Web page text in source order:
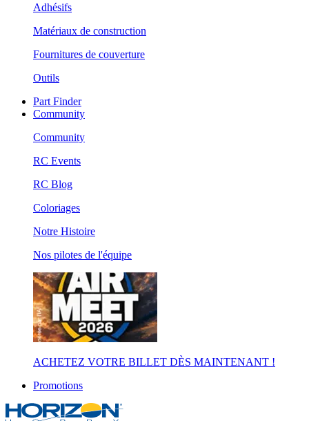
Adhésifs
Matériaux de construction
Fournitures de couverture
Outils
Part Finder
Community
Community
RC Events
RC Blog
Coloriages
Notre Histoire
Nos pilotes de l'équipe
ACHETEZ VOTRE BILLET DÈS MAINTENANT !
Promotions